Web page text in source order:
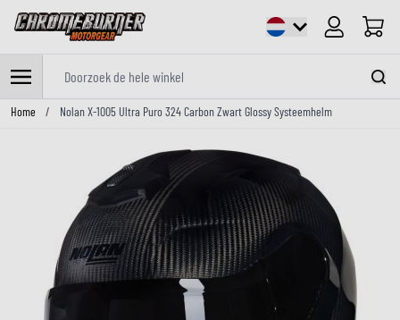
Cart
Ga naar de inhoud
Home / Nolan X-1005 Ultra Puro 324 Carbon Zwart Glossy Systeemhelm